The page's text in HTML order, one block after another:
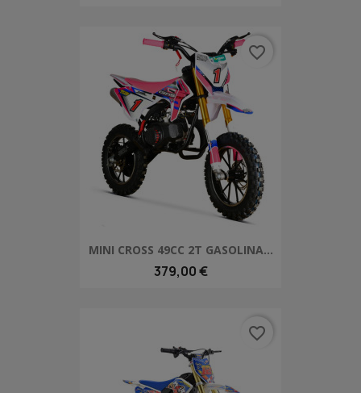
MINI CROSS 49CC 2T GASOLINA...
379,00 €
favorite_border
favorite_border